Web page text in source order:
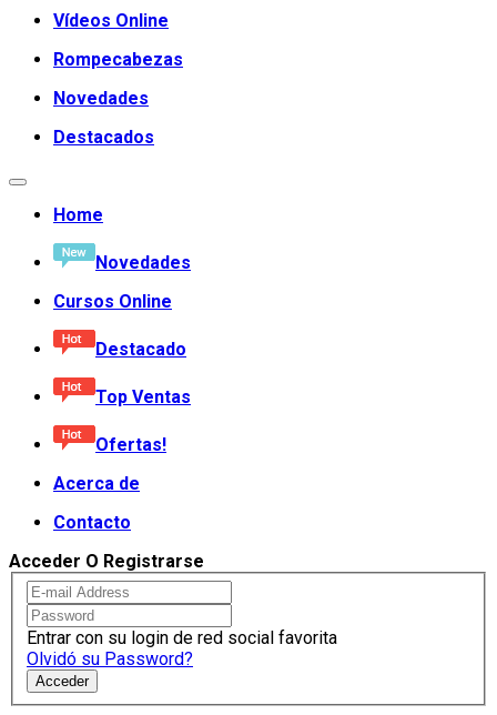
Vídeos Online
Rompecabezas
Novedades
Destacados
Home
Novedades
Cursos Online
Destacado
Top Ventas
Ofertas!
Acerca de
Contacto
Acceder O Registrarse
Entrar con su login de red social favorita
Olvidó su Password?
Acceder